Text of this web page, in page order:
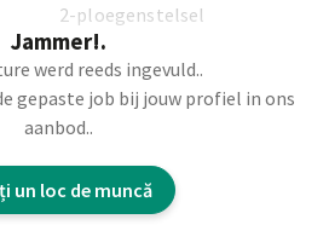
2-ploegenstelsel
activa în sectorul
frezor CNC.
Jammer!.
werd reeds ingevuld..
gepaste job bij jouw profiel in ons
aanbod..
un loc de muncă